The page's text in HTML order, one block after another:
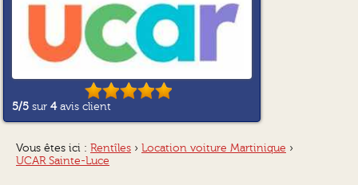
5/5 sur4 avis client
Vous êtes ici : Rentîles › Location voiture Martinique ›
UCAR Sainte-Luce